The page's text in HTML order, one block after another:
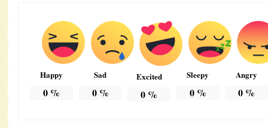
Happy
0 %
Sad
0%
Excited
0 %
Sleepy
0%
Angry
0 %